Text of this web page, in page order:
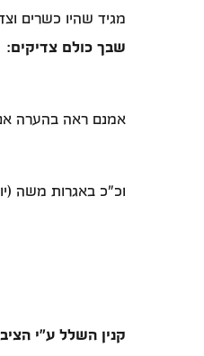
מגיד שהיו כשרים
שבך כולם צדיקים:
אמנם ראה בהערה
וכ"כ באגרות משה
קנין השלל ע"י